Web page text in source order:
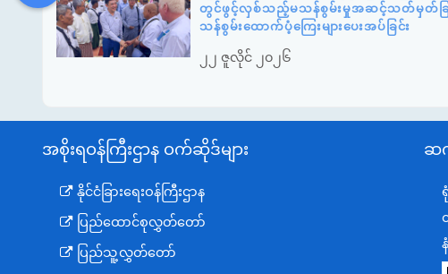
တွင်ဖွင့်လှစ်သည့်မသန်စွမ်းမှုအဆင့်သတ်မှတ်ခြင်း
သန်စွမ်းထောက်ပံ့ကြေးများပေးအပ်ခြင်း
၂၂ ဇူလိုင် ၂၀၂၆
အစိုးရဝန်ကြီးဌာန ဝက်ဆိုဒ်များ
နိုင်ငံခြားရေးဝန်ကြီးဌာန
ပြည်ထောင်စုလွှတ်တော်
ပြည်သူ့လွှတ်တော်
ဆ